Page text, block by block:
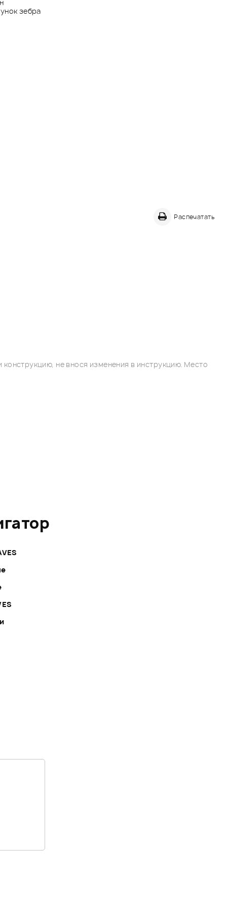
зебра
Распечатать
не внося изменения в инструкцию. Место